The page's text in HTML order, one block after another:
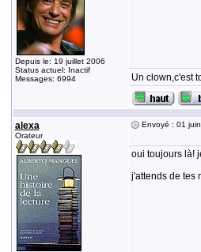
Depuis le: 19 juillet 2006
Status actuel: Inactif
Messages: 6994
Un clown,c'est
alexa
Orateur
Envoyé : 01
oui toujours là!
j'attends de tes